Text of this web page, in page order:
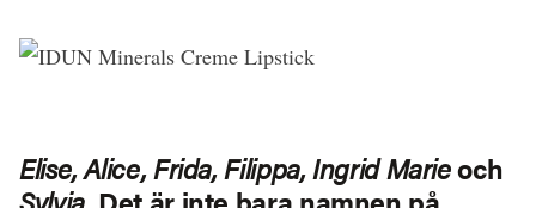
Elise, Alice, Frida, Filippa, Ingrid Marieoch